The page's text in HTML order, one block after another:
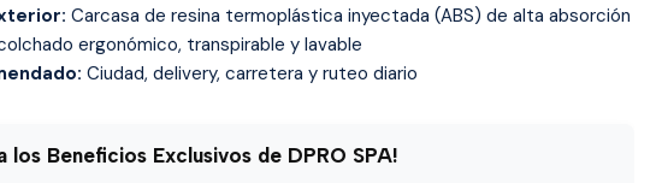
Carcasa de resina termoplástica inyectada (ABS) de alta absorción
ergonómico, transpirable y lavable
Ciudad, delivery, carretera y ruteo diario
los Beneficios Exclusivos de DPRO SPA!